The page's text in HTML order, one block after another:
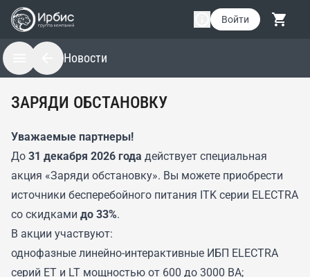
Войти
Новости
ЗАРЯДИ ОБСТАНОВКУ
Уважаемые партнеры!
До 31 декабря 2026 года действует специальная
акция «Заряди обстановку». Вы можете приобрести
источники бесперебойного питания ITK серии ELECTRA
со скидками до 33%.
В акции участвуют:
однофазные линейно-интерактивные ИБП ELECTRA
серий ET и LT мощностью от 600 до 3000 ВА;